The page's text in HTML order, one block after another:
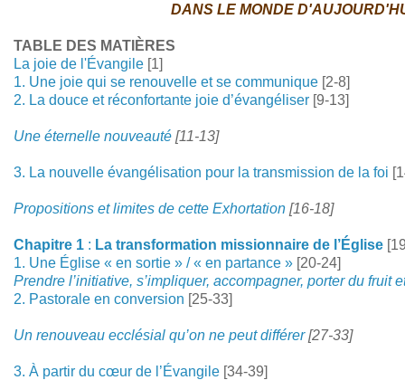
DANS LE MONDE
TABLE DES MATIÈRES
La joie de l'Évangile [1]
1. Une joie qui se renouvelle et se communique [2-8]
2. La douce et réconfortante joie d’évangéliser [9-13]
Une éternelle nouveauté [11-13]
3. La nouvelle évangélisation pour la transmission de la foi
Propositions et limites de cette Exhortation [16-18]
Chapitre 1 : La transformation missionnaire de l’Église
1. Une Église « en sortie » / « en partance » [20-24]
Prendre l’initiative, s’impliquer, accompagner, porter du fruit
2. Pastorale en conversion [25-33]
Un renouveau ecclésial qu’on ne peut différer[27-33]
3. À partir du cœur de l’Évangile [34-39]